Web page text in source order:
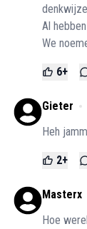
Al
We
6+
Gieter
Heh
2+
Masterx
Hoe